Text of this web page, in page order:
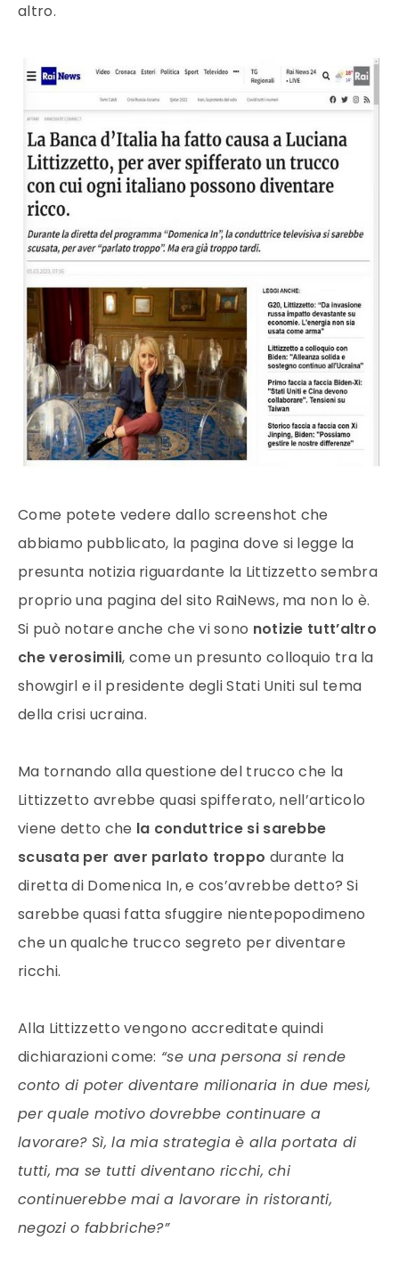
altro.
Come potete vedere dallo screenshot che
abbiamo pubblicato, la pagina dove si legge la
presunta notizia riguardante la Littizzetto sembra
proprio una pagina del sito RaiNews, ma non lo è.
Si può notare anche che vi sono notizie tutt’altro
che verosimili, come un presunto colloquio tra la
showgirl e il presidente degli Stati Uniti sul tema
della crisi ucraina.
Ma tornando alla questione del trucco che la
Littizzetto avrebbe quasi spifferato, nell’articolo
viene detto che la conduttrice si sarebbe
scusata per aver parlato troppo durante la
diretta di Domenica In, e cos’avrebbe detto? Si
sarebbe quasi fatta sfuggire nientepopodimeno
che un qualche trucco segreto per diventare
ricchi.
Alla Littizzetto vengono accreditate quindi
dichiarazioni come: “se una persona si rende
conto di poter diventare milionaria in due mesi,
per quale motivo dovrebbe continuare a
lavorare? Sì, la mia strategia è alla portata di
tutti, ma se tutti diventano ricchi, chi
continuerebbe mai a lavorare in ristoranti,
negozi o fabbriche?”